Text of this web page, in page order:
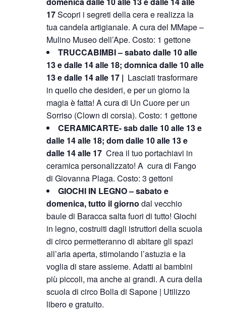
17Scopri i segreti della cera e realizza la
tua candela artigianale. A cura del MMape –
Mulino Museo dell’Ape. Costo: 1 gettone
TRUCCABIMBI – sabato dalle 10 alle
13 e dalle 14 alle 18; domnica dalle 10 alle
13 e dalle 14 alle 17 | Lasciati trasformare
in quello che desideri, e per un giorno la
magia è fatta! A cura di Un Cuore per un
Sorriso (Clown di corsia). Costo: 1 gettone
CERAMICARTE- sab dalle 10 alle 13 e
dalle 14 alle 18; dom dalle 10 alle 13 e
dalle 14 alle 17 Crea il tuo portachiavi in
ceramica personalizzato! A cura di Fango
di Giovanna Plaga. Costo: 3 gettoni
GIOCHI IN LEGNO – sabato e
domenica, tutto il giorno dal vecchio
baule di Baracca salta fuori di tutto! Giochi
in legno, costruiti dagli istruttori della scuola
di circo permetteranno di abitare gli spazi
all’aria aperta, stimolando l’astuzia e la
voglia di stare assieme. Adatti ai bambini
più piccoli, ma anche ai grandi. A cura della
scuola di circo Bolla di Sapone | Utilizzo
libero e gratuito.